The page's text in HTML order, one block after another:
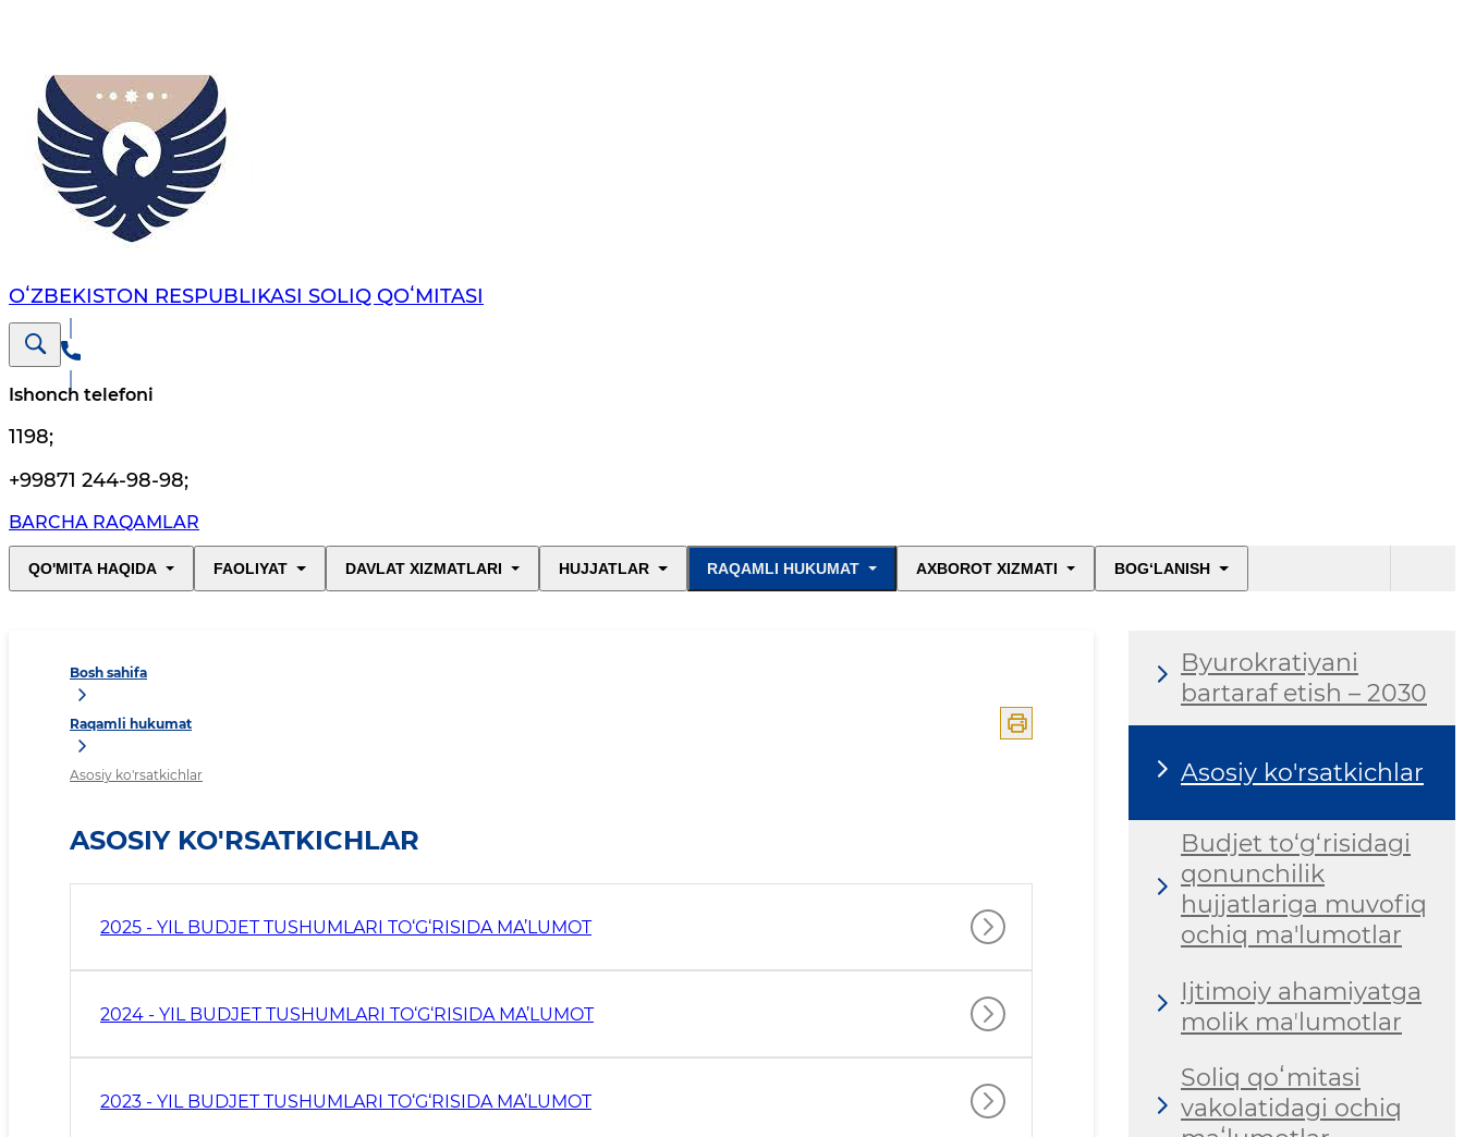
OʻZBEKISTON RESPUBLIKASI SOLIQ QOʻMITASI
Ishonch telefoni
1198;
+99871 244-98-98;
BARCHA RAQAMLAR
QO'MITA HAQIDA FAOLIYAT DAVLAT XIZMATLARI HUJJATLAR RAQAMLI HUKUMAT AXBOROT XIZMATI BOG‘LANISH
Bosh sahifa
Raqamli hukumat
Asosiy ko'rsatkichlar
ASOSIY KO'RSATKICHLAR
2025 - YIL BUDJET TUSHUMLARI TO‘G‘RISIDA MA’LUMOT
2024 - YIL BUDJET TUSHUMLARI TO‘G‘RISIDA MA’LUMOT
2023 - YIL BUDJET TUSHUMLARI TO‘G‘RISIDA MA’LUMOT
Byurokratiyani
bartaraf etish – 2030
Asosiy ko'rsatkichlar
Budjet to‘g‘risidagi
qonunchilik
hujjatlariga muvofiq
ochiq ma'lumotlar
Ijtimoiy ahamiyatga
molik maʼlumotlar
Soliq qoʻmitasi
vakolatidagi ochiq